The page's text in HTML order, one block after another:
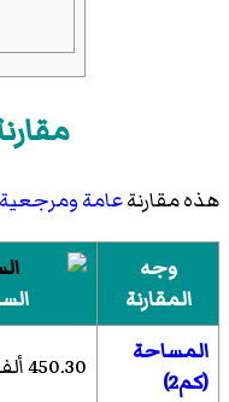
هذه مقارنةعامةومرجعية
وجه
المقارنة
المساحة
(كم2)
450.30 ألف